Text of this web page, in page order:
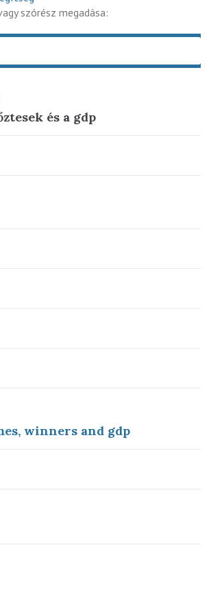
szórész megadása:
és a gdp
winners and gdp